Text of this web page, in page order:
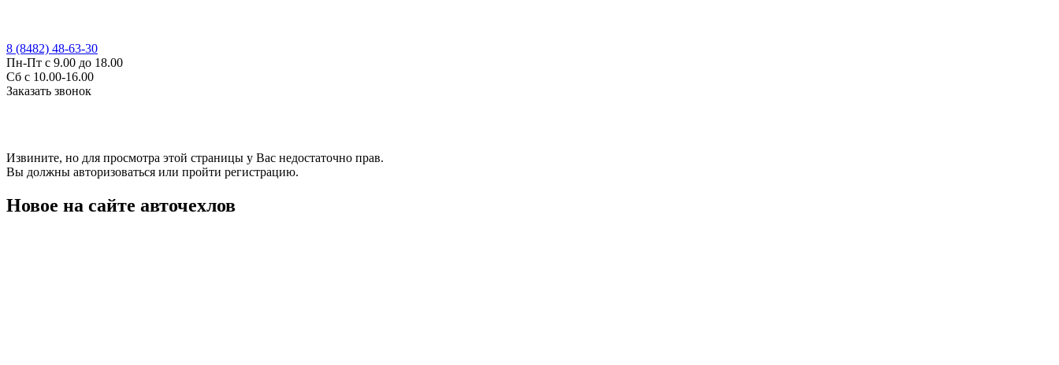
8 (8482) 48-63-30
Пн-Пт с 9.00 до 18.00
Сб с 10.00-16.00
Заказать звонок
Извините, но для просмотра этой страницы у Вас недостаточно прав.
Вы должны авторизоваться или пройти регистрацию.
Новое на сайте авточехлов